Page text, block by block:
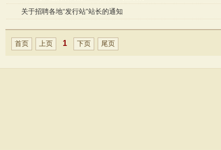
关于招聘各地“发行站”站长的通知
首页 上页 1 下页 尾页